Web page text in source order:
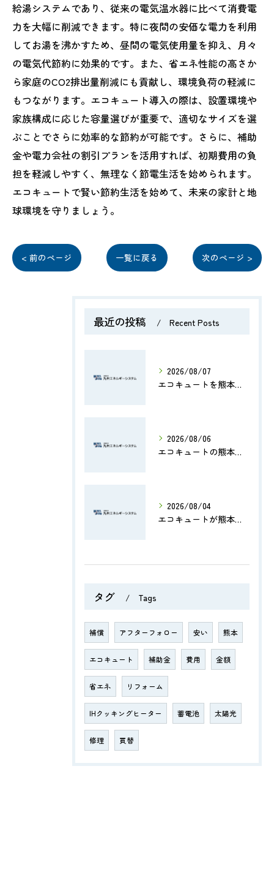
給湯システムであり、従来の電気温水器に比べて消費電
力を大幅に削減できます。特に夜間の安価な電力を利用
してお湯を沸かすため、昼間の電気使用量を抑え、月々
の電気代節約に効果的です。また、省エネ性能の高さか
ら家庭のCO2排出量削減にも貢献し、環境負荷の軽減に
もつながります。エコキュート導入の際は、設置環境や
家族構成に応じた容量選びが重要で、適切なサイズを選
ぶことでさらに効率的な節約が可能です。さらに、補助
金や電力会社の割引プランを活用すれば、初期費用の負
担を軽減しやすく、無理なく節電生活を始められます。
エコキュートで賢い節約生活を始めて、未来の家計と地
球環境を守りましょう。
< 前のページ 一覧に戻る 次のページ >
最近の投稿 Recent Posts
2026/08/07
エコキュートを熊本県のマンションで導入する際の費用・補助金・設置ポイントを徹底解説
2026/08/06
エコキュートの熊本県修理費用や評判から業者選びと交換判断まで徹底解説
2026/08/04
エコキュートが熊本県で地震後に安全に使えるか確認する手順と補助金情報まとめ
タグ Tags
補償 アフターフォロー 安い 熊本
エコキュート 補助金 費用 金額
省エネ リフォーム
IHクッキングヒーター 蓄電池 太陽光
修理 買替